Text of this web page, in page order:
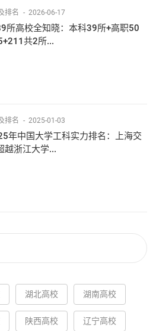
排名 - 2026-06-17
所高校全知晓：本科39所+高职50
共2所...
排名 - 2025-01-03
年中国大学工科实力排名：上海交
越浙江大学...
湖北高校 湖南高校
陕西高校 辽宁高校